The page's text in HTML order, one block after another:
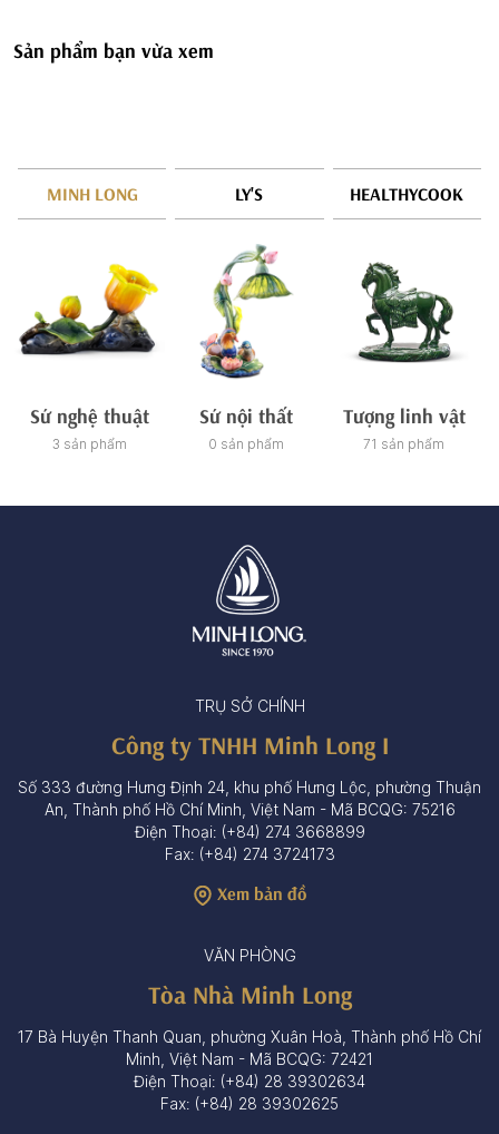
Sản phẩm bạn vừa xem
MINH LONG LY'S HEALTHYCOOK
Sứ nghệ thuật
3 sản phẩm
Sứ nội thất
0 sản phẩm
Tượng linh vật
71 sản phẩm
TRỤ SỞ CHÍNH
Công ty TNHH Minh Long I
Số 333 đường Hưng Định 24, khu phố Hưng Lộc, phường Thuận
An, Thành phố Hồ Chí Minh, Việt Nam - Mã BCQG: 75216
Điện Thoại: (+84) 274 3668899
Fax: (+84) 274 3724173
Xem bản đồ
VĂN PHÒNG
Tòa Nhà Minh Long
17 Bà Huyện Thanh Quan, phường Xuân Hoà, Thành phố Hồ Chí
Minh, Việt Nam - Mã BCQG: 72421
Điện Thoại: (+84) 28 39302634
Fax: (+84) 28 39302625